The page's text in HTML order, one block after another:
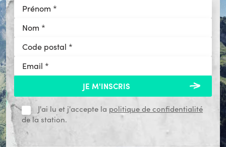
J'ai lu et j'accepte la politique de confidentialité
de la station.